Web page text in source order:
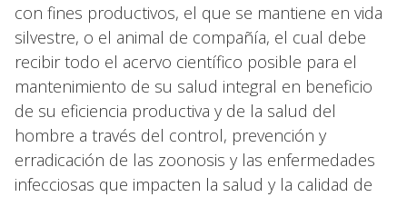
con fines productivos, el que se mantiene en vida
silvestre, o el animal de compañía, el cual debe
recibir todo el acervo científico posible para el
mantenimiento de su salud integral en beneficio
de su eficiencia productiva y de la salud del
hombre a través del control, prevención y
erradicación de las zoonosis y las enfermedades
infecciosas que impacten la salud y la calidad de